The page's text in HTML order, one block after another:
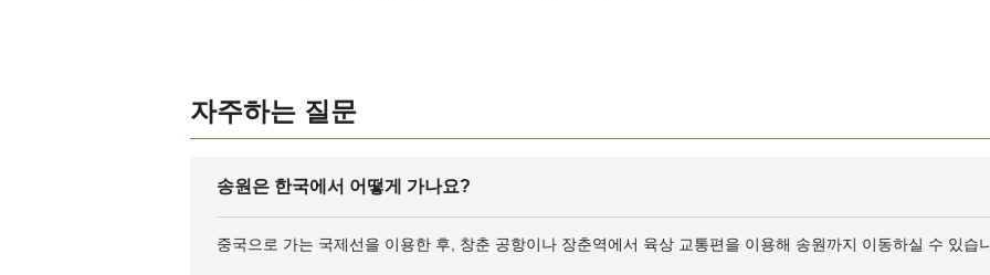
자주하는 질문
송원은 한국에서 어떻게 가나요?
중국으로 가는 국제선을 이용한 후, 창춘 공항이나 장춘역에서 육상 교통편을 이용해 송원까지 이동하실 수 있습